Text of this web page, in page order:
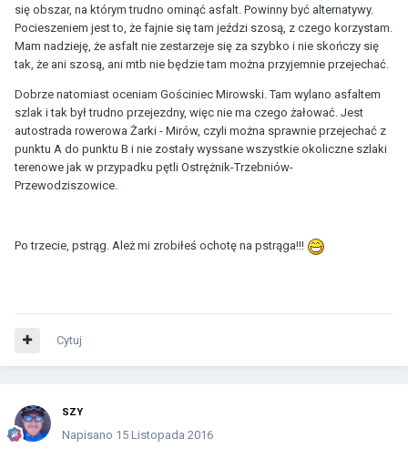
się obszar, na którym trudno ominąć asfalt. Powinny być alternatywy.
Pocieszeniem jest to, że fajnie się tam jeździ szosą, z czego korzystam.
Mam nadzieję, że asfalt nie zestarzeje się za szybko i nie skończy się
tak, że ani szosą, ani mtb nie będzie tam można przyjemnie przejechać.
Dobrze natomiast oceniam Gościniec Mirowski. Tam wylano asfaltem
szlak i tak był trudno przejezdny, więc nie ma czego żałować. Jest
autostrada rowerowa Żarki - Mirów, czyli można sprawnie przejechać z
punktu A do punktu B i nie zostały wyssane wszystkie okoliczne szlaki
terenowe jak w przypadku pętli Ostrężnik-Trzebniów-
Przewodziszowice.
Po trzecie, pstrąg. Ależ mi zrobiłeś ochotę na pstrąga!!!
Cytuj
SZY
Napisano 15 Listopada 2016